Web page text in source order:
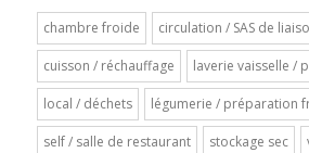
chambre froide circulation / SAS de
cuisson / réchauffage laverie vaisselle /
local / déchets légumerie / préparation
self / salle de restaurant stockage sec